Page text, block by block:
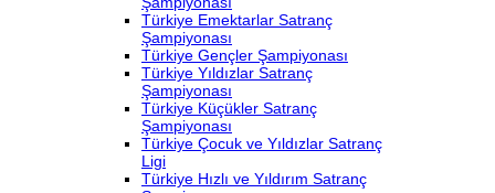
Türkiye Emektarlar Satranç
Şampiyonası
Türkiye Gençler Şampiyonası
Türkiye Yıldızlar Satranç
Şampiyonası
Türkiye Küçükler Satranç
Şampiyonası
Türkiye Çocuk ve Yıldızlar Satranç
Ligi
Türkiye Hızlı ve Yıldırım Satranç